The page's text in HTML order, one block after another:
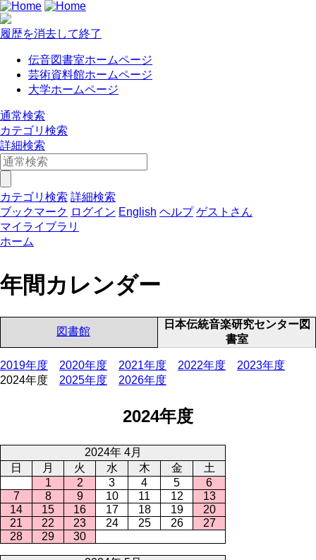
履歴を消去して終了
伝音図書室ホームページ
芸術資料館ホームページ
大学ホームページ
通常検索
カテゴリ検索
詳細検索
カテゴリ検索 詳細検索
ブックマーク ログイン English ヘルプ ゲストさん
マイライブラリ
ホーム
年間カレンダー
図書館
日本伝統音楽研究センター図
書室
2019年度 2020年度 2021年度 2022年度
2023年度
2024年度
2025年度 2026年度
2024年度
2024年 4月
日
月 火 水 木 金
土
1
2 3 4 5
6
7
8 9 10 11 12
13
14
15 16 17 18 19
20
21
22 23 24 25 26
27
28
29 30